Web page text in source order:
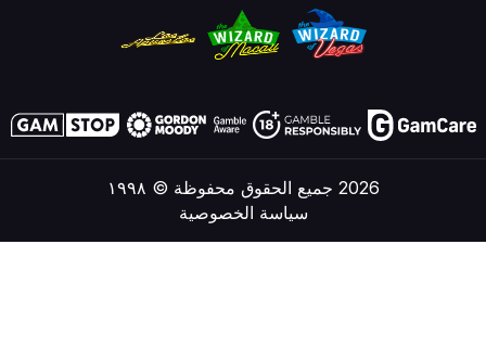
سياسة الخصوصية